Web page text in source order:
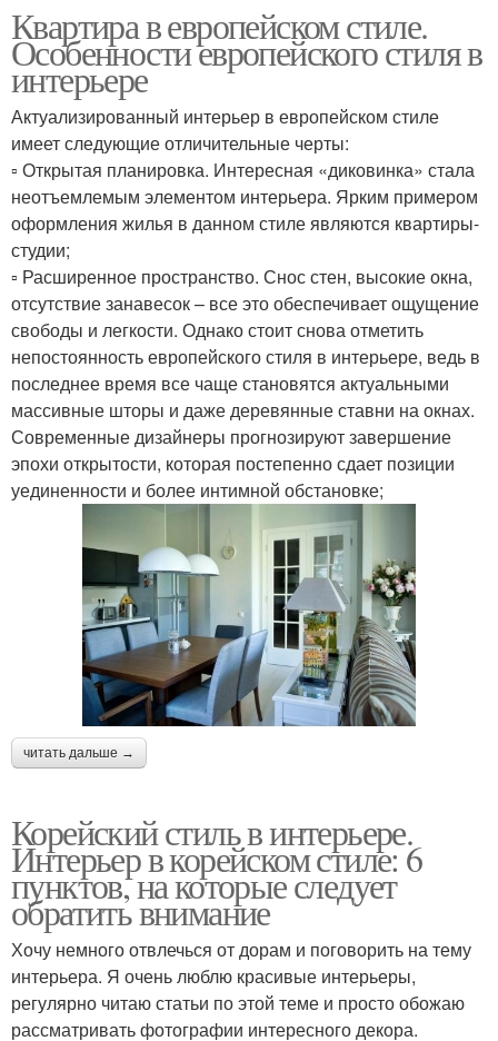
Квартира в европейском стиле.
Особенности европейского стиля в
интерьере
Актуализированный интерьер в европейском стиле
имеет следующие отличительные черты:
▫ Открытая планировка. Интересная «диковинка» стала
неотъемлемым элементом интерьера. Ярким примером
оформления жилья в данном стиле являются квартиры-
студии;
▫ Расширенное пространство. Снос стен, высокие окна,
отсутствие занавесок – все это обеспечивает ощущение
свободы и легкости. Однако стоит снова отметить
непостоянность европейского стиля в интерьере, ведь в
последнее время все чаще становятся актуальными
массивные шторы и даже деревянные ставни на окнах.
Современные дизайнеры прогнозируют завершение
эпохи открытости, которая постепенно сдает позиции
уединенности и более интимной обстановке;
читать дальше →
Корейский стиль в интерьере.
Интерьер в корейском стиле: 6
пунктов, на которые следует
обратить внимание
Хочу немного отвлечься от дорам и поговорить на тему
интерьера. Я очень люблю красивые интерьеры,
регулярно читаю статьи по этой теме и просто обожаю
рассматривать фотографии интересного декора.